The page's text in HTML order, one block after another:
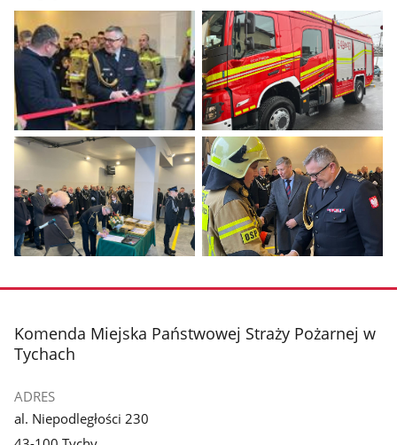
Pokaż
zdjęcie
z
galerii.
Pokaż
zdjęcie
2
z
galerii.
zdjęcie
galerii.
zdjęcie
galerii.
stopka
Komenda Miejska Państwowej Straży Pożarnej w
Tychach
ADRES
al. Niepodległości 230